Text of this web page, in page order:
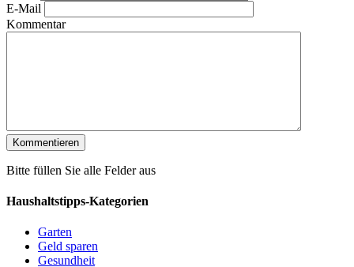
E-Mail
Kommentar
Bitte füllen Sie alle Felder aus
Haushaltstipps-Kategorien
Garten
Geld sparen
Gesundheit